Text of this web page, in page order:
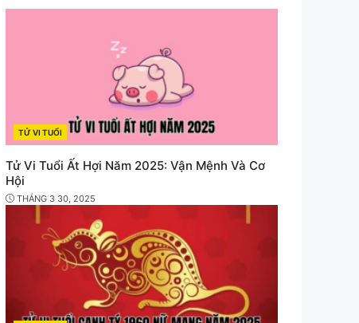
CATEGORIES
TỬ VI TUỔI
Tử Vi Tuổi Ất Hợi Năm 2025: Vận Mệnh Và Cơ
Hội
THÁNG 3 30, 2025